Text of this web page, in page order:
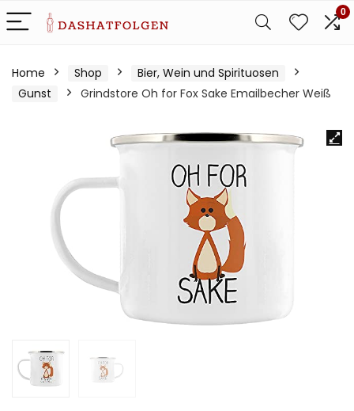
0
Home Shop
Bier, Wein und Spirituosen
Gunst
Grindstore Oh for Fox Sake Emailbecher Weiß